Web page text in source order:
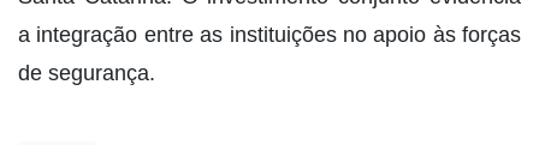
a integração entre as instituições no apoio às forças
de segurança.